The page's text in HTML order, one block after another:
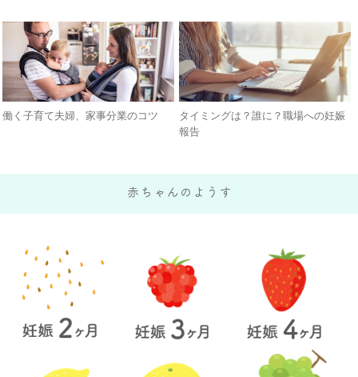
働く子育て夫婦、家事分業のコツ
タイミングは？誰に？職場への妊娠
報告